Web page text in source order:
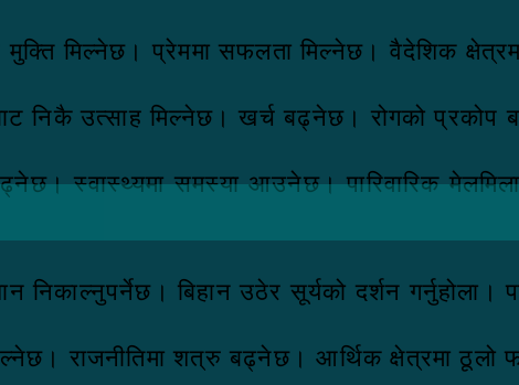
मिल्नेछ। प्रेममा सफलता मिल्नेछ। वैदेशिक
निकै उत्साह मिल्नेछ। खर्च बढ्नेछ। रोगको प्रकोप
स्वास्थ्यमा समस्या आउनेछ। पारिवारिक
निकाल्नुपर्नेछ। बिहान उठेर सूर्यको दर्शन गर्नुहोला।
राजनीतिमा शत्रु बढ्नेछ। आर्थिक क्षेत्रमा ठूलो